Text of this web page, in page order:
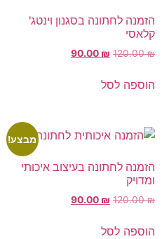
הזמנה לחתונה בסגנון וינטג'
קלאסי
120.00₪
90.00 ₪
הוספה לסל
מבצע!
הזמנה לחתונה בעיצוב איכותי
ומדויק
120.00₪
90.00 ₪
הוספה לסל